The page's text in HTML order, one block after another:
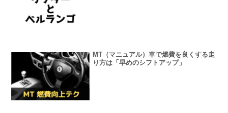
MT（マニュアル）車で燃費を良くする走
り方は「早めのシフトアップ」